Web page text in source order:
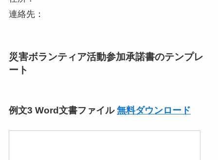
連絡先：
災害ボランティア活動参加承諾書のテンプレ
ート
例文3 Word文書ファイル無料ダウンロード